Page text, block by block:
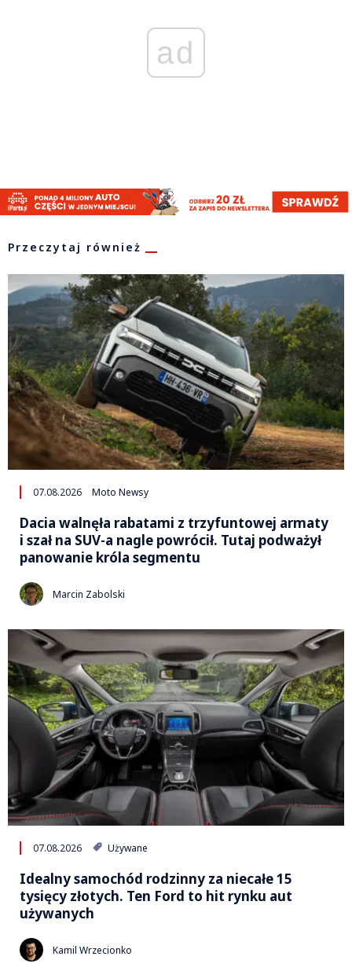
ad
Przeczytaj również
07.08.2026 Moto Newsy
Dacia walnęła rabatami z trzyfuntowej armaty
i szał na SUV-a nagle powrócił. Tutaj podważył
panowanie króla segmentu
Marcin Zabolski
07.08.2026 Używane
Idealny samochód rodzinny za niecałe 15
tysięcy złotych. Ten Ford to hit rynku aut
używanych
Kamil Wrzecionko